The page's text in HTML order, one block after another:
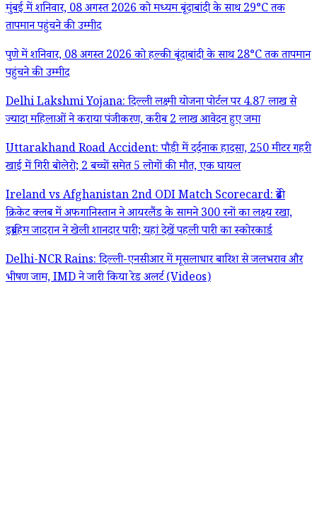
मुंबई में शनिवार, 08 अगस्त 2026 को मध्यम बूंदाबांदी के साथ 29°C तक
तापमान पहुंचने की उम्मीद
पुणे में शनिवार, 08 अगस्त 2026 को हल्की बूंदाबांदी के साथ 28°C तक तापमान
पहुंचने की उम्मीद
Delhi Lakshmi Yojana: दिल्ली लक्ष्मी योजना पोर्टल पर 4.87 लाख से
ज्यादा महिलाओं ने कराया पंजीकरण, करीब 2 लाख आवेदन हुए जमा
Uttarakhand Road Accident: पौड़ी में दर्दनाक हादसा, 250 मीटर गहरी
खाई में गिरी बोलेरो; 2 बच्चों समेत 5 लोगों की मौत, एक घायल
Ireland vs Afghanistan 2nd ODI Match Scorecard: ब्रेडी
क्रिकेट क्लब में अफगानिस्तान ने आयरलैंड के सामने 300 रनों का लक्ष्य रखा,
इब्राहिम जादरान ने खेली शानदार पारी; यहां देखें पहली पारी का स्कोरकार्ड
Delhi-NCR Rains: दिल्ली-एनसीआर में मूसलाधार बारिश से जलभराव और
भीषण जाम, IMD ने जारी किया रेड अलर्ट (Videos)